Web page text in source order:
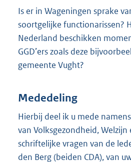
Is er in Wageningen sprake
soortgelijke functionarissen?
Nederland beschikken
GGD’ers zoals deze
gemeente Vught?
Mededeling
Hierbij deel ik u mede
van Volksgezondheid,
schriftelijke vragen van de
den Berg (beiden CDA), van